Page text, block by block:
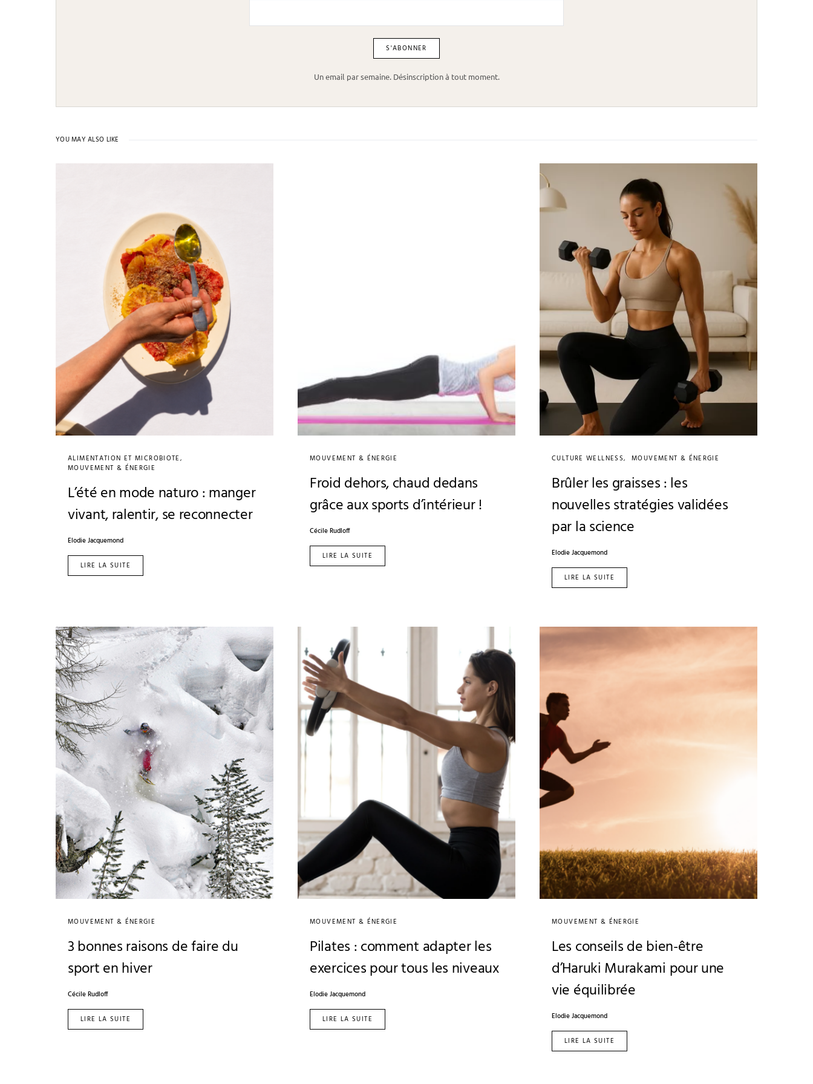
Un email par semaine. Désinscription à tout moment.
YOU MAY ALSO LIKE
ALIMENTATION ET MICROBIOTE
MOUVEMENT & ÉNERGIE
L’été en mode naturo : manger
vivant, ralentir, se reconnecter
Elodie Jacquemond
LIRE LA SUITE
MOUVEMENT & ÉNERGIE
Froid dehors, chaud dedans
grâce aux sports d’intérieur !
Cécile Rudloff
LIRE LA SUITE
CULTURE WELLNESS MOUVEMENT & ÉNERGIE
Brûler les graisses : les
nouvelles stratégies validées
par la science
Elodie Jacquemond
LIRE LA SUITE
MOUVEMENT & ÉNERGIE
3 bonnes raisons de faire du
sport en hiver
Cécile Rudloff
LIRE LA SUITE
MOUVEMENT & ÉNERGIE
Pilates : comment adapter les
exercices pour tous les niveaux
Elodie Jacquemond
LIRE LA SUITE
MOUVEMENT & ÉNERGIE
Les conseils de bien-être
d’Haruki Murakami pour une
vie équilibrée
Elodie Jacquemond
LIRE LA SUITE